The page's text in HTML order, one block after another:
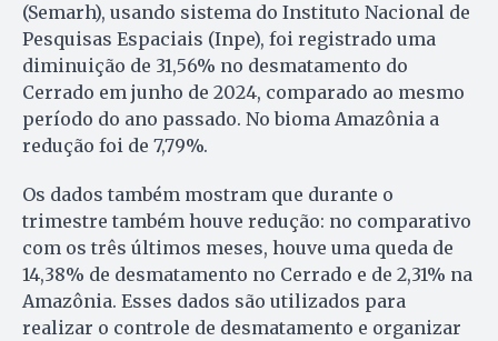
(Semarh), usando sistema do Instituto Nacional de
Pesquisas Espaciais (Inpe), foi registrado uma
diminuição de 31,56% no desmatamento do
Cerrado em junho de 2024, comparado ao mesmo
período do ano passado. No bioma Amazônia a
redução foi de 7,79%.
Os dados também mostram que durante o
trimestre também houve redução: no comparativo
com os três últimos meses, houve uma queda de
14,38% de desmatamento no Cerrado e de 2,31% na
Amazônia. Esses dados são utilizados para
realizar o controle de desmatamento e organizar